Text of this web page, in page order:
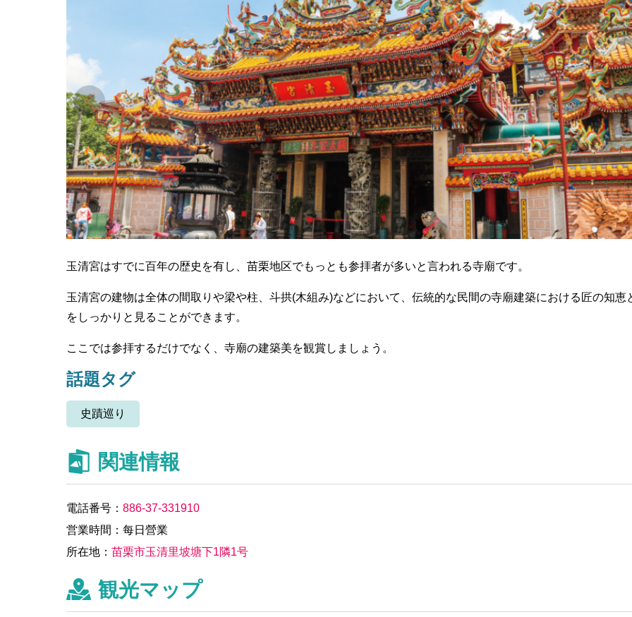
玉清宮はすでに百年の歴史を有し、苗栗地区でもっとも参拝者が多いと言われる寺廟です。
玉清宮の建物は全体の間取りや梁や柱、斗拱(木組み)などにおいて、伝統的な民間の寺廟建築における匠の知恵
をしっかりと見ることができます。
ここでは参拝するだけでなく、寺廟の建築美を観賞しましょう。
話題タグ
史蹟巡り
関連情報
電話番号：886-37-331910
営業時間：每日營業
所在地：苗栗市玉清里坡塘下1隣1号
観光マップ